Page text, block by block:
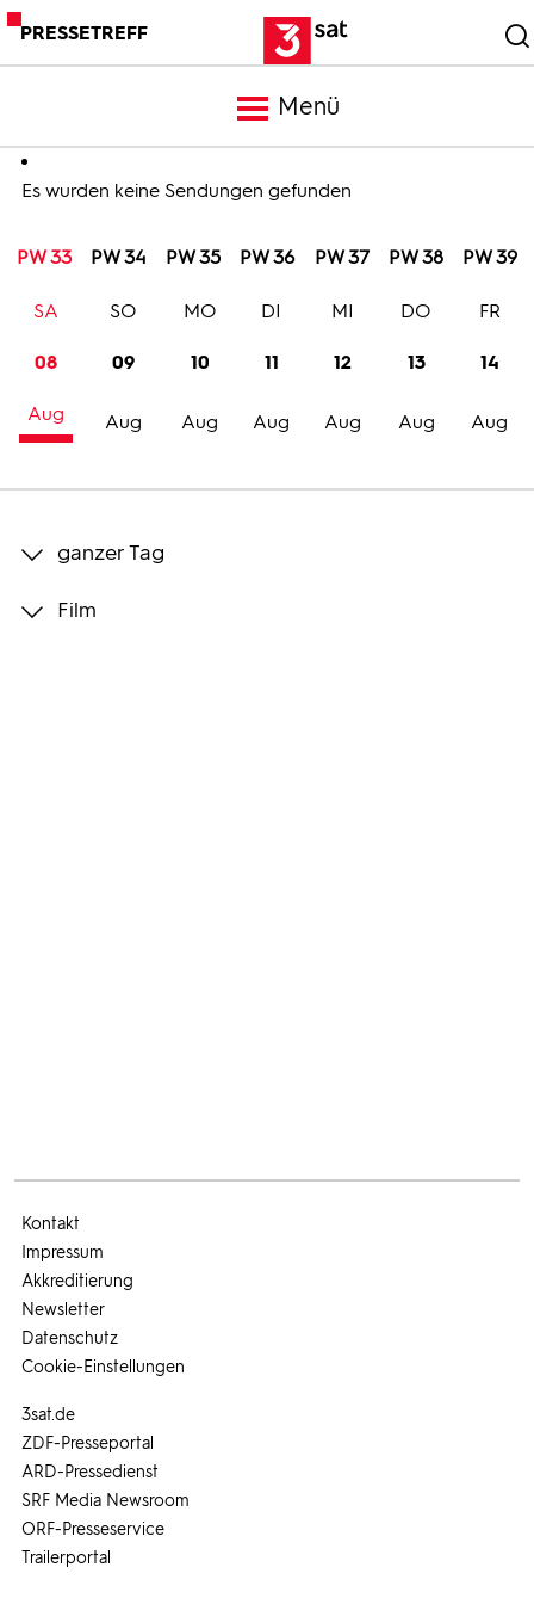
PRESSETREFF
Menü
Meldungen
Programm
Trailer
Bilder
Es wurden keine Sendungen gefunden
PW 33 PW 34 PW 35 PW 36 PW 37 PW 38 PW 39
08
Aug
SA
09
Aug
SO
10
Aug
MO
11
Aug
DI
12
Aug
MI
13
Aug
DO
14
Aug
FR
ganzer Tag
Film
3sat.de
ZDF-Presseportal
ARD-Pressedienst
SRF Media Newsroom
ORF-Presseservice
Trailerportal
Kontakt
Impressum
Akkreditierung
Newsletter
Datenschutz
Cookie-Einstellungen